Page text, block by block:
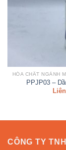
PPJP03 –
CÔNG TY